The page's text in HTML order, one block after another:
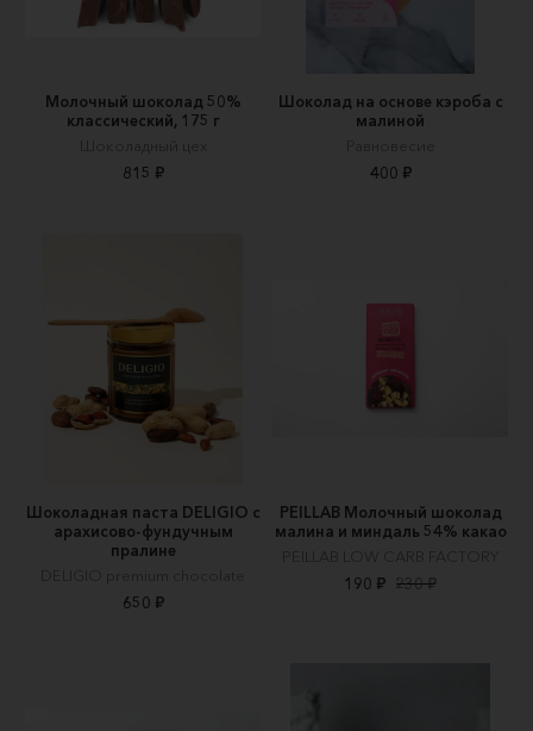
Молочный шоколад 50%
классический, 175 г
Шоколадный цех
815 ₽
Шоколад на основе кэроба с
малиной
Равновесие
400 ₽
Шоколадная паста DELIGIO с
арахисово-фундучным
пралине
DELIGIO premium chocolate
650 ₽
PEILLAB Молочный шоколад
малина и миндаль 54% какао
PEILLAB LOW CARB FACTORY
190 ₽ 230 ₽